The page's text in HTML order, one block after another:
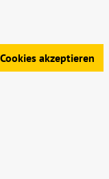
|Impressum
akzeptieren